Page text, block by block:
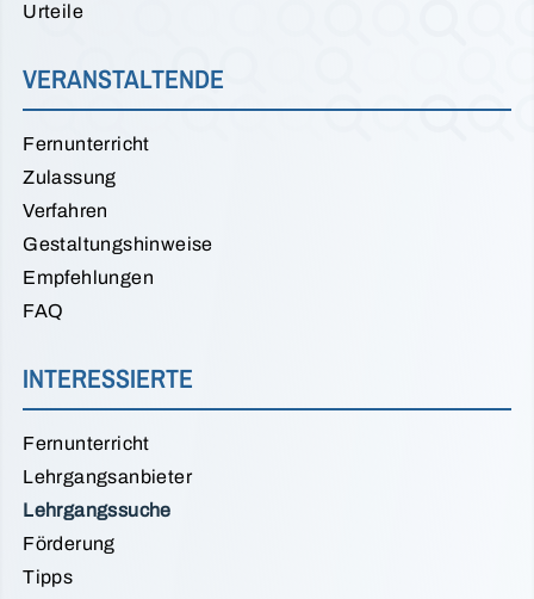
Urteile
VERANSTALTENDE
Fernunterricht
Zulassung
Verfahren
Gestaltungshinweise
Empfehlungen
FAQ
INTERESSIERTE
Fernunterricht
Lehrgangsanbieter
Lehrgangssuche
Förderung
Tipps